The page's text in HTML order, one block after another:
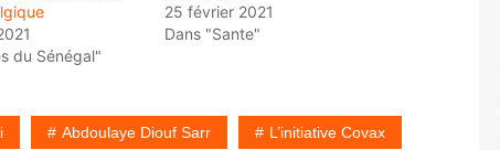
du Sénégal"
25 février 2021
Dans "Sante"
Abdoulaye Diouf Sarr L’initiative Covax